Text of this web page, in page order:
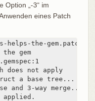
Option „-3“ im
eines Patch
the-gem.patch
gem
does not apply
a base tree...
and 3-way merge...
applied.